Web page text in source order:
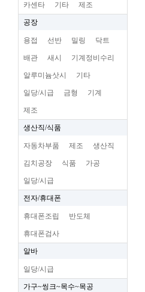
카센타 기타 제조
공장
용접 선반 밀링 닥트
배관 새시 기계정비수리
알루미늄삿시 기타
일당/시급 금형 기계
제조
생산직/식품
자동차부품 제조 생산직
김치공장 식품 가공
일당/시급
전자/휴대폰
휴대폰조립 반도체
휴대폰검사
알바
일당/시급
가구~씽크~목수~목공